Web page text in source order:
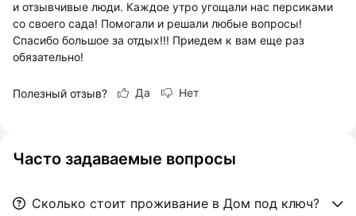
и отзывчивые люди. Каждое утро угощали нас персиками
со своего сада! Помогали и решали любые вопросы!
Спасибо большое за отдых!!! Приедем к вам еще раз
обязательно!
Полезный отзыв? Да Нет
Часто задаваемые вопросы
Сколько стоит проживание в Дом под ключ?